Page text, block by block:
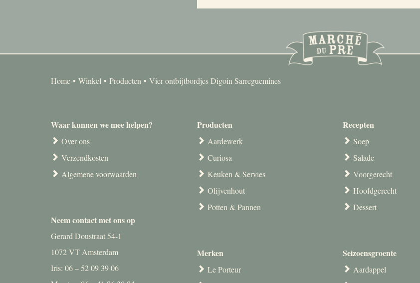
Home Winkel Producten Vier ontbijtbordjes Digoin Sarreguemines
Waar kunnen we mee helpen?
Over ons
Verzendkosten
Algemene voorwaarden
Neem contact met ons op
Gerard Doustraat 54-1
1072 VT Amsterdam
Iris: 06 – 52 09 39 06
Producten
Aardewerk
Curiosa
Keuken & Servies
Olijvenhout
Potten & Pannen
Merken
Le Porteur
Recepten
Soep
Salade
Voorgerecht
Hoofdgerecht
Dessert
Seizoensgroente
Aardappel